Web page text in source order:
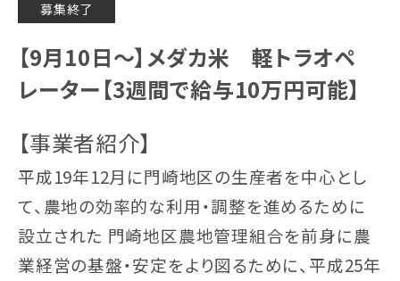
募集終了
【9月10日～】メダカ米 軽トラオペ
レーター【3週間で給与10万円可能】
【事業者紹介】
平成19年12月に門崎地区の生産者を中心とし
て、農地の効率的な利用・調整を進めるために
設立された 門崎地区農地管理組合を前身に農
業経営の基盤・安定をより図るために、平成25年